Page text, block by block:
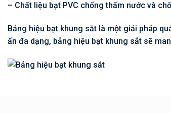
– Chất liệu bạt PVC chống thấm nước và
Bảng hiệu bạt khung sắt là một giải pháp
ấn đa dạng, bảng hiệu bạt khung sắt sẽ